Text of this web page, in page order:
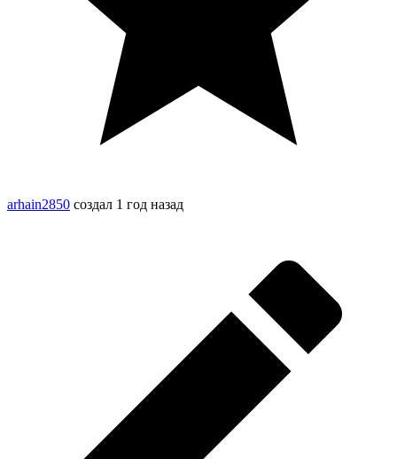
arhain2850 создал 1 год назад